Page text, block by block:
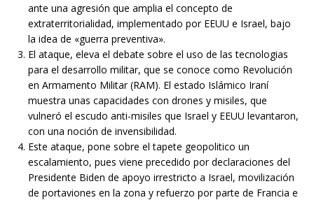
ante una agresión que amplia el concepto de
extraterritorialidad, implementado por EEUU e Israel, bajo
la idea de «guerra preventiva».
El ataque, eleva el debate sobre el uso de las tecnologias
para el desarrollo militar, que se conoce como Revolución
en Armamento Militar (RAM). El estado Islámico Iraní
muestra unas capacidades con drones y misiles, que
vulneró el escudo anti-misiles que Israel y EEUU levantaron,
con una noción de invensibilidad.
Este ataque, pone sobre el tapete geopolitico un
escalamiento, pues viene precedido por declaraciones del
Presidente Biden de apoyo irrestricto a Israel, movilización
de portaviones en la zona y refuerzo por parte de Francia e